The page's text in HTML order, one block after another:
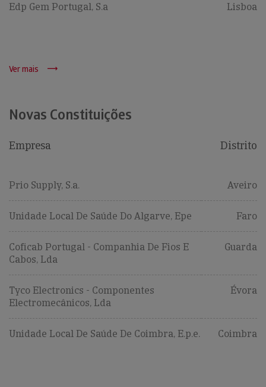
Edp Gem Portugal, S.a Lisboa
Ver mais
Novas Constituições
Empresa Distrito
Prio Supply, S.a. Aveiro
Unidade Local De Saúde Do Algarve, Epe Faro
Coficab Portugal - Companhia De Fios E
Cabos, Lda
Guarda
Tyco Electronics - Componentes
Electromecânicos, Lda
Évora
Unidade Local De Saúde De Coimbra, E.p.e. Coimbra